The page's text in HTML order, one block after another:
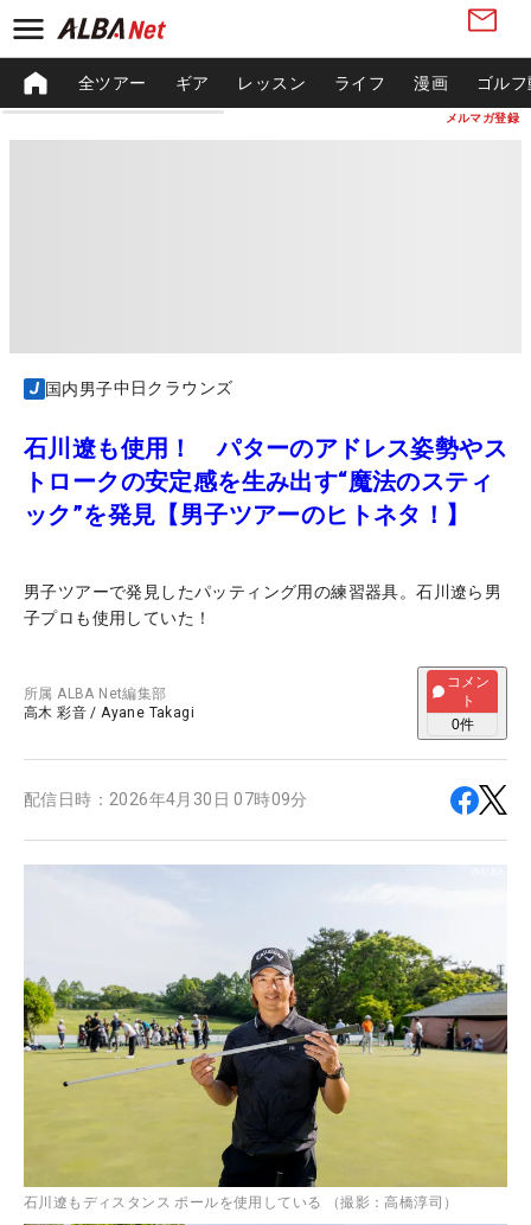
メルマガ登録
全ツアー ギア レッスン ライフ 漫画 ゴル
国内男子中日クラウンズ
石川遼も使用！ パターのアドレス姿勢やス
トロークの安定感を生み出す“魔法のスティ
ック”を発見【男子ツアーのヒトネタ！】
男子ツアーで発見したパッティング用の練習器具。石川遼ら男
子プロも使用していた！
所属ALBA Net編集部
高木 彩音 /Ayane Takagi
コメン
ト
0件
配信日時： 2026年4月30日 07時09分
石川遼もディスタンス ポールを使用している （撮影：高橋淳司）